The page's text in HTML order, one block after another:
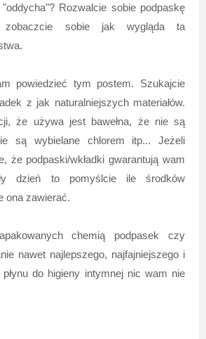
Rozwalcie sobie podpaskę
sobie jak wygląda ta
powiedzieć tym postem. Szukajcie
z jak naturalniejszych materiałów.
że używa jest bawełna, że nie są
są wybielane chlorem itp... Jeżeli
że podpaski/wkładki gwarantują wam
dzień to pomyślcie ile środków
ona zawierać.
chemią podpasek czy
nawet najlepszego, najfajniejszego i
płynu do higieny intymnej nic wam nie